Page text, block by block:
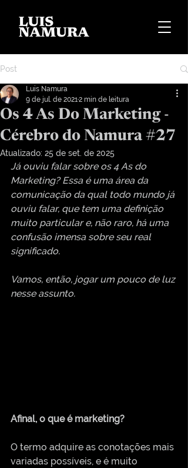
Post
Os 4 As Do Marketing -
Cérebro do Namura #27
Luis Namura
9 de jul. de 20212 min de leitura
Atualizado: 25 de set. de 2025
Já ouviu falar sobre os 4 As do
Marketing? Essa é uma área da
comunicação da qual todo mundo já
ouviu falar, que tem uma definição
muito particular e, não raro, há uma
confusão imensa sobre seu real
significado.
Vamos, então, jogar um pouco de luz
nesse assunto.
Afinal, o que é marketing?
O termo adquire as conotações mais
variadas possíveis, e é muito